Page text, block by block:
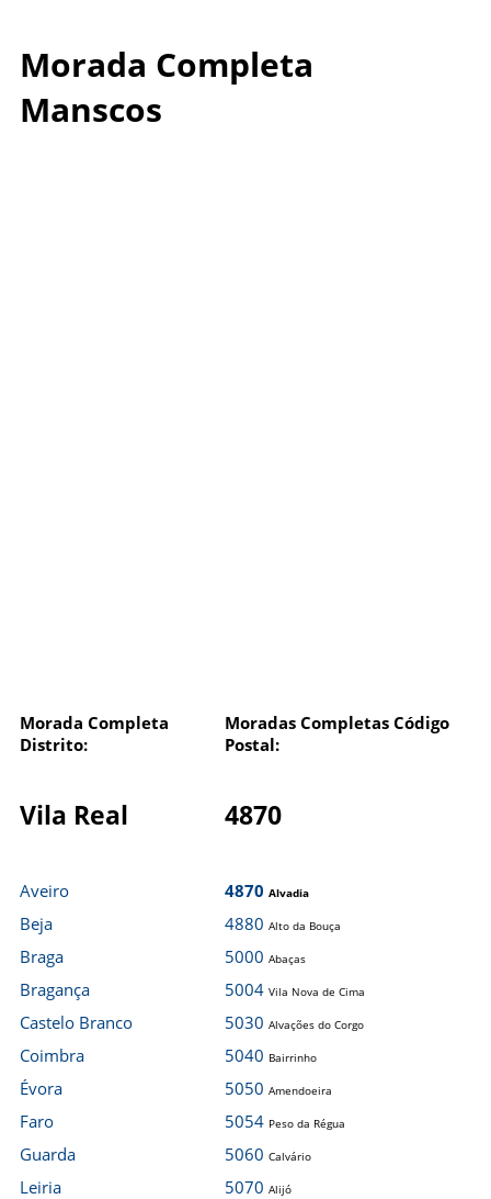
Morada Completa
Manscos
Morada Completa
Distrito:
Moradas Completas Código
Postal:
Vila Real 4870
Aveiro
Beja
Braga
Bragança
Castelo Branco
Coimbra
Évora
Faro
Guarda
Leiria
4870 Alvadia
4880 Alto da Bouça
5000 Abaças
5004 Vila Nova de Cima
5030 Alvações do Corgo
5040 Bairrinho
5050 Amendoeira
5054 Peso da Régua
5060 Calvário
5070 Alijó